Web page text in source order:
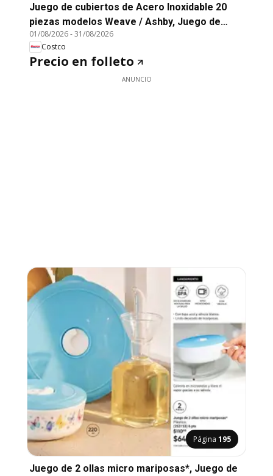
Juego de cubiertos de Acero Inoxidable 20
piezas modelos Weave / Ashby, Juego de
cubiertos de Acero Inoxidable 20 piezas
modelos Weave / Ashby
01/08/2026-31/08/2026
Costco
Precio en folleto
ANUNCIO
Página 195
Juego de 2 ollas micro mariposas*, Juego de